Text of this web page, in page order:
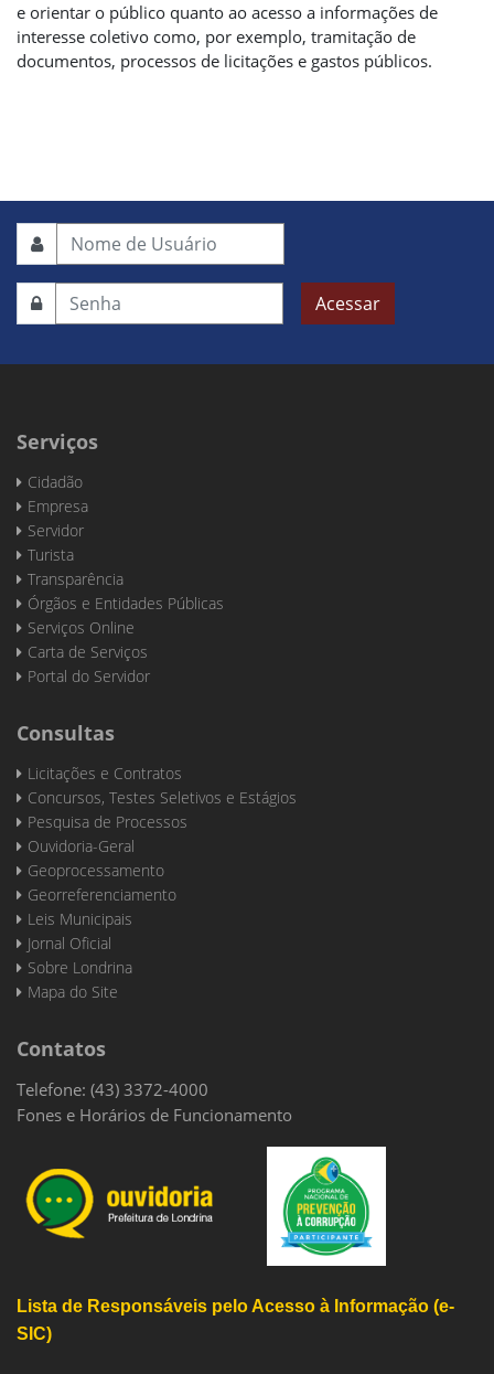
e orientar o público quanto ao acesso a informações de
interesse coletivo como, por exemplo, tramitação de
documentos, processos de licitações e gastos públicos.
Acessar
Serviços
Cidadão
Empresa
Servidor
Turista
Transparência
Órgãos e Entidades Públicas
Serviços Online
Carta de Serviços
Portal do Servidor
Consultas
Licitações e Contratos
Concursos, Testes Seletivos e Estágios
Pesquisa de Processos
Ouvidoria-Geral
Geoprocessamento
Georreferenciamento
Leis Municipais
Jornal Oficial
Sobre Londrina
Mapa do Site
Contatos
Telefone: (43) 3372-4000
Fones e Horários de Funcionamento
Lista de Responsáveis pelo Acesso à Informação (e-
SIC)